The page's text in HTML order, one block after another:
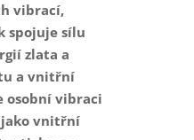
vibrací,
spojuje sílu
zlata a
a vnitřní
osobní vibraci
jako vnitřní